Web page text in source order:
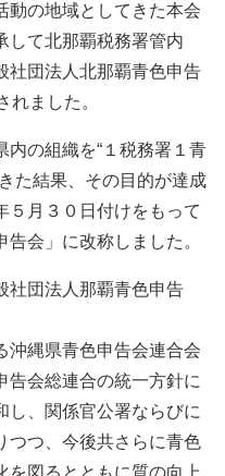
動の地域としてきた本会
して北那覇税務署管内
社団法人北那覇青色申告
れました。
内の組織を“１税務署１青
た結果、その目的が達成
５月３０日付けをもって
会」に改称しました。
社団法人那覇青色申告
沖縄県青色申告会連合会
告会総連合の統一方針に
し、関係官公署ならびに
つつ、今後共さらに青色
を図るとともに質の向上